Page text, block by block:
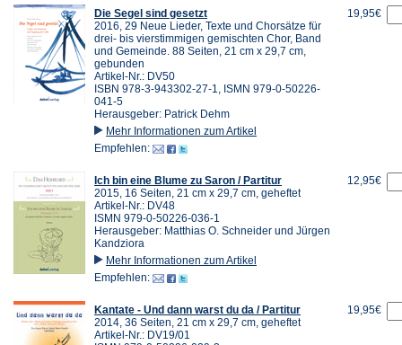
Die Segel sind gesetzt
2016, 29 Neue Lieder, Texte und Chorsätze für
drei- bis vierstimmigen gemischten Chor, Band
und Gemeinde. 88 Seiten, 21 cm x 29,7 cm,
gebunden
Artikel-Nr.: DV50
ISBN 978-3-943302-27-1, ISMN 979-0-50226-
041-5
Herausgeber: Patrick Dehm
Mehr Informationen zum Artikel
Empfehlen:
19,95€
Ich bin eine Blume zu Saron / Partitur
2015, 16 Seiten, 21 cm x 29,7 cm, geheftet
Artikel-Nr.: DV48
ISMN 979-0-50226-036-1
Herausgeber: Matthias O. Schneider und Jürgen
Kandziora
Mehr Informationen zum Artikel
Empfehlen:
12,95€
Kantate - Und dann warst du da / Partitur
2014, 36 Seiten, 21 cm x 29,7 cm, geheftet
Artikel-Nr.: DV19/01
19,95€